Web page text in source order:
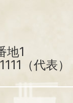
地1
（代表）